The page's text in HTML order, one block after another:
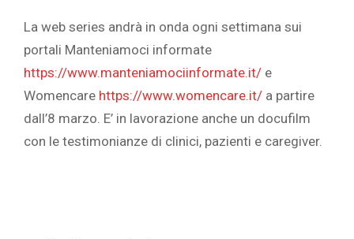
La web series andrà in onda ogni settimana sui
portali Manteniamoci informate
https://www.manteniamociinformate.it/ e
Womencare https://www.womencare.it/ a partire
dall’8 marzo. E’ in lavorazione anche un docufilm
con le testimonianze di clinici, pazienti e caregiver.